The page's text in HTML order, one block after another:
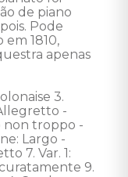
de piano
Pode
1810,
apenas
3.
-
non troppo -
Largo -
7. Var. 1:
9.